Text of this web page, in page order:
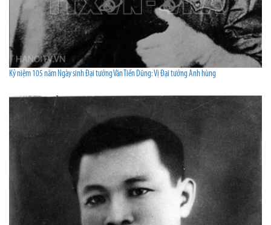
Kỷ niệm 105 năm Ngày sinh Đại tướng Văn Tiến Dũng: Vị Đại tướng Anh hùng